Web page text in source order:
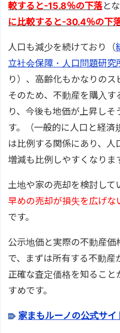
較すると-15.8％の下落と
に比較すると-30.4％の下
人口も減少を続けており（
立社会保障・人口問題研究
り）、高齢化もかなりのス
そのため、不動産を購入す
り、今後も地価が上昇し
す。（一般的に人口と経済
は比例する関係にあり、
増減も比例しやすくなりま
土地や家の売却を検討して
早めの売却が損失を広げな
です。
公示地価と実際の不動産
で、まずは所有する不動産
正確な査定価格を知るこ
すめです。
家まもルーノの公式サイ